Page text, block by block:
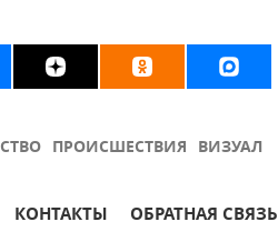
ПРОИСШЕСТВИЯ ВИЗУАЛ
КОНТАКТЫ ОБРАТНАЯ СВЯЗЬ